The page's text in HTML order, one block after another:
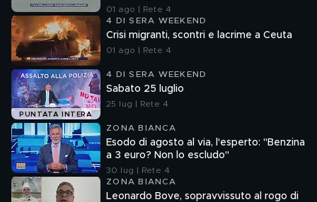
01 ago | Rete 4
4 DI SERA WEEKEND
Crisi migranti, scontri e lacrime a Ceuta
01 ago | Rete 4
PUNTATA INTERA
4 DI SERA WEEKEND
Sabato 25 luglio
25 lug | Rete 4
ZONA BIANCA
Esodo di agosto al via, l'esperto: "Benzina
a 3 euro? Non lo escludo"
30 lug | Rete 4
ZONA BIANCA
Leonardo Bove, sopravvissuto al rogo di